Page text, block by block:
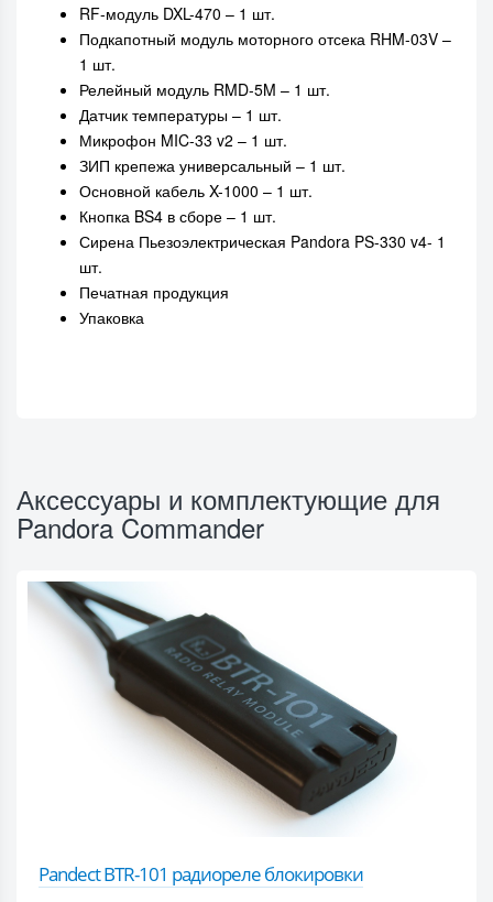
RF-модуль DXL-470 – 1 шт.
Подкапотный модуль моторного отсека RHM-03V –
1 шт.
Релейный модуль RMD-5M – 1 шт.
Датчик температуры – 1 шт.
Микрофон MIC-33 v2 – 1 шт.
ЗИП крепежа универсальный – 1 шт.
Основной кабель X-1000 – 1 шт.
Кнопка BS4 в сборе – 1 шт.
Сирена Пьезоэлектрическая Pandora PS-330 v4- 1
шт.
Печатная продукция
Упаковка
Аксессуары и комплектующие для
Pandora Commander
Pandect BTR-101 радиореле блокировки